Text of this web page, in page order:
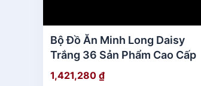
Bộ Đồ Ăn Minh Long Daisy
Trắng 36 Sản Phẩm Cao Cấp
1,421,280 ₫